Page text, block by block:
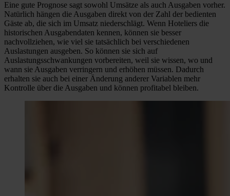
Eine gute Prognose sagt sowohl Umsätze als auch Ausgaben vorher.
Natürlich hängen die Ausgaben direkt von der Zahl der bedienten
Gäste ab, die sich im Umsatz niederschlägt. Wenn Hoteliers die
historischen Ausgabendaten kennen, können sie besser
nachvollziehen, wie viel sie tatsächlich bei verschiedenen
Auslastungen ausgeben. So können sie sich auf
Auslastungsschwankungen vorbereiten, weil sie wissen, wo und
wann sie Ausgaben verringern und erhöhen müssen. Dadurch
erhalten sie auch bei einer Änderung anderer Variablen mehr
Kontrolle über die Ausgaben und können profitabel bleiben.